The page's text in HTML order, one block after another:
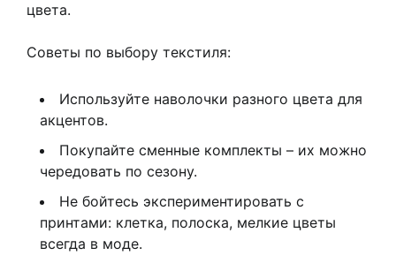
цвета.
Советы по выбору текстиля:
Используйте наволочки разного цвета для
акцентов.
Покупайте сменные комплекты – их можно
чередовать по сезону.
Не бойтесь экспериментировать с
принтами: клетка, полоска, мелкие цветы
всегда в моде.